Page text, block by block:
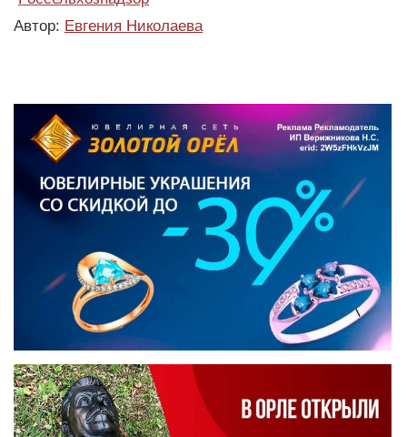
Автор: Евгения Николаева